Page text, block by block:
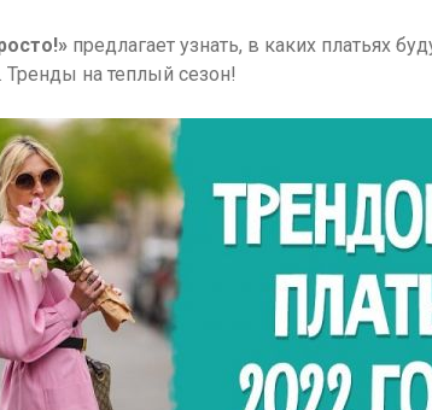
предлагает узнать, в каких платьях
Тренды на теплый сезон!